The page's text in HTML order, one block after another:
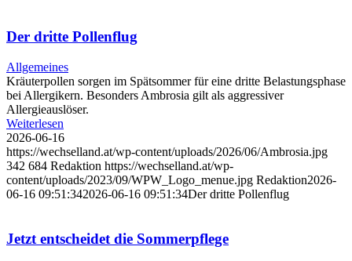
Der dritte Pollenflug
Allgemeines
Kräuterpollen sorgen im Spätsommer für eine dritte Belastungsphase
bei Allergikern. Besonders Ambrosia gilt als aggressiver
Allergieauslöser.
Weiterlesen
2026-06-16
https://wechselland.at/wp-content/uploads/2026/06/Ambrosia.jpg
342 684 Redaktion https://wechselland.at/wp-
content/uploads/2023/09/WPW_Logo_menue.jpg Redaktion2026-
06-16 09:51:342026-06-16 09:51:34Der dritte Pollenflug
Jetzt entscheidet die Sommerpflege